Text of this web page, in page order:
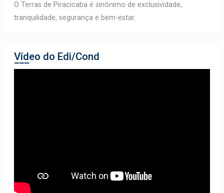
O Terras de Piracicaba é sinônimo de exclusividade,
tranquilidade, segurança e bem-estar.
Vídeo do Edi/Cond